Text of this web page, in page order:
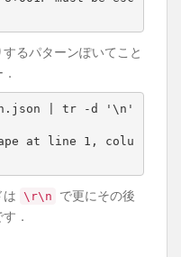
るパターンぽいてこと
| tr -d '\n'
at line 1, colu
\r\n
で更にその後
．